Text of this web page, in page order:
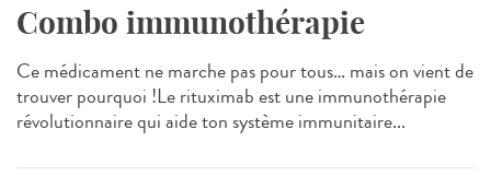
Combo immunothérapie
Ce médicament ne marche pas pour tous… mais on vient de
trouver pourquoi !Le rituximab est une immunothérapie
révolutionnaire qui aide ton système immunitaire...